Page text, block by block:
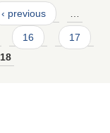
‹ previous
16
17
18